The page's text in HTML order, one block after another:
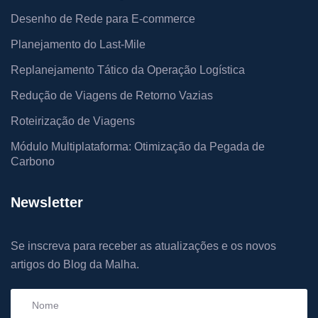
Desenho de Rede para E-commerce
Planejamento do Last-Mile
Replanejamento Tático da Operação Logística
Redução de Viagens de Retorno Vazias
Roteirização de Viagens
Módulo Multiplataforma: Otimização da Pegada de
Carbono
Newsletter
Se inscreva para receber as atualizações e os novos
artigos do Blog da Malha.